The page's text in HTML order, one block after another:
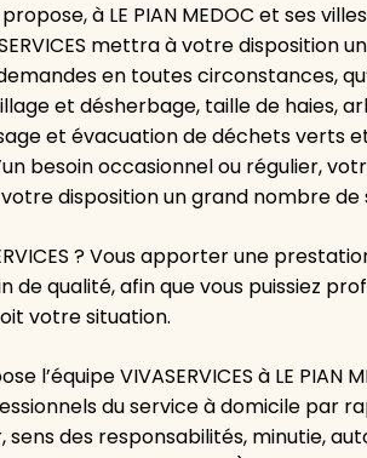
propose, à LE PIAN MEDOC et ses
mettra à votre disposition
en toutes circonstances,
et désherbage, taille de haies,
et évacuation de déchets verts
besoin occasionnel ou régulier,
disposition un grand nombre de
? Vous apporter une
de qualité, afin que vous puissiez
votre situation.
l’équipe VIVASERVICES à LE
du service à domicile par
sens des responsabilités, minutie,